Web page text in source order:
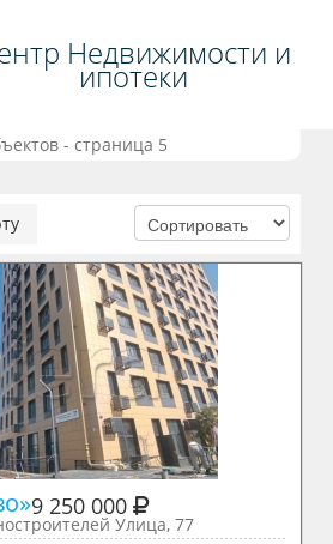
Недвижимости и
ипотеки
- страница 5
9 250 000
Улица, 77